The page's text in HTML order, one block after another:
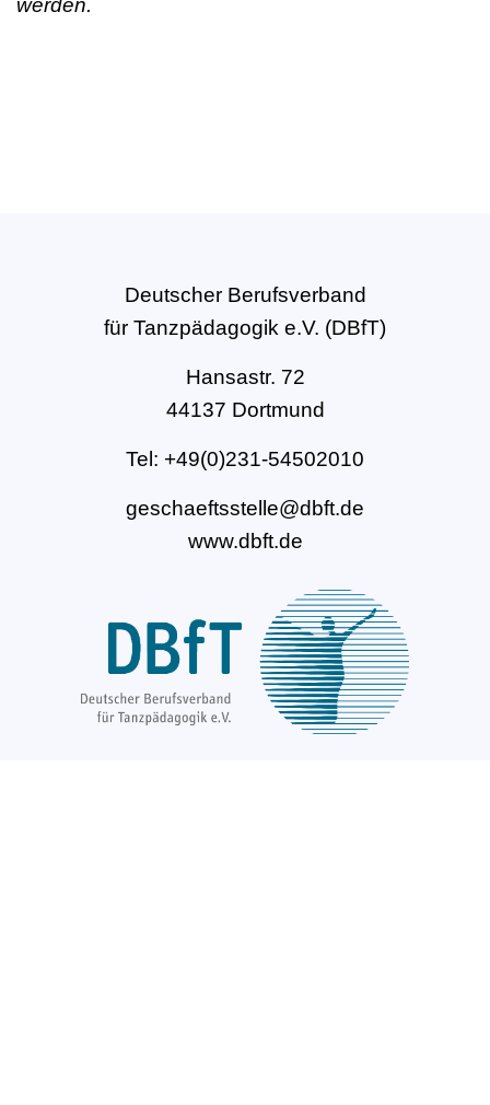
werden.
Deutscher Berufsverband
für Tanzpädagogik e.V. (DBfT)
Hansastr. 72
44137 Dortmund
Tel: +49(0)231-54502010
geschaeftsstelle@dbft.de
www.dbft.de